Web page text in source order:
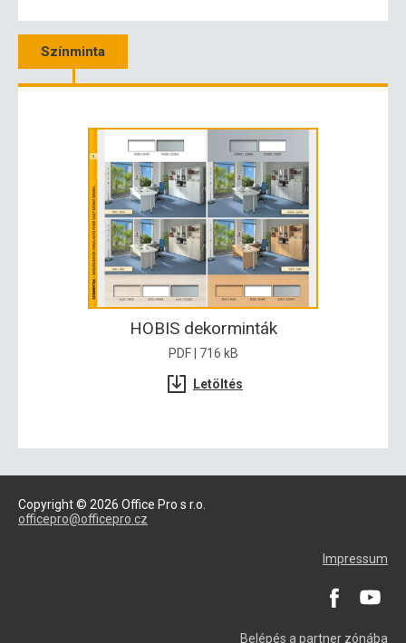
Színminta
HOBIS dekorminták
PDF | 716 kB
Letöltés
Copyright © 2026 Office Pro s r.o.
officepro@officepro.cz
Impressum
Belépés a partner zónába